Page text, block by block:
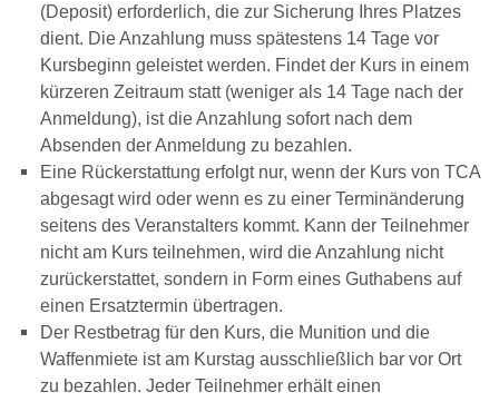
(Deposit) erforderlich, die zur Sicherung Ihres Platzes
dient. Die Anzahlung muss spätestens 14 Tage vor
Kursbeginn geleistet werden. Findet der Kurs in einem
kürzeren Zeitraum statt (weniger als 14 Tage nach der
Anmeldung), ist die Anzahlung sofort nach dem
Absenden der Anmeldung zu bezahlen.
Eine Rückerstattung erfolgt nur, wenn der Kurs von TCA
abgesagt wird oder wenn es zu einer Terminänderung
seitens des Veranstalters kommt. Kann der Teilnehmer
nicht am Kurs teilnehmen, wird die Anzahlung nicht
zurückerstattet, sondern in Form eines Guthabens auf
einen Ersatztermin übertragen.
Der Restbetrag für den Kurs, die Munition und die
Waffenmiete ist am Kurstag ausschließlich bar vor Ort
zu bezahlen. Jeder Teilnehmer erhält einen